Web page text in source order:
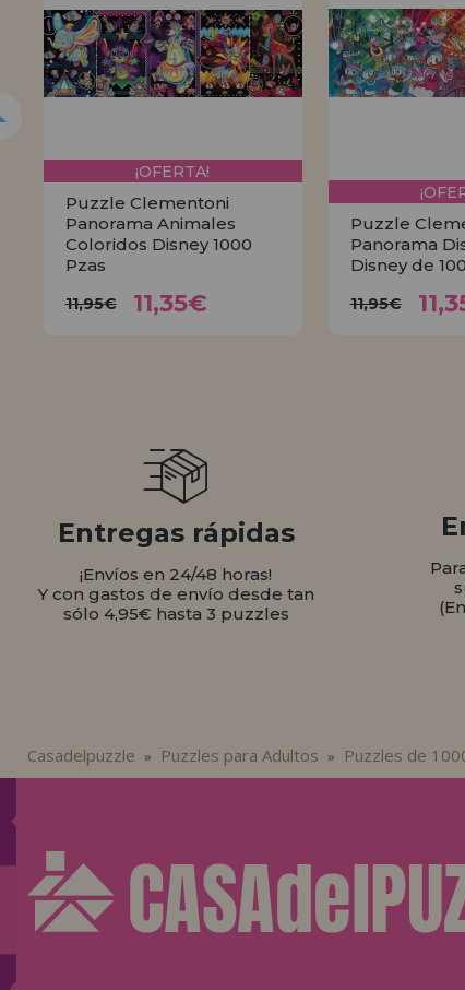
¡OFERTA!
Puzzle Clementoni
Panorama Animales
Coloridos Disney 1000
Pzas
11,95€ 11,35€
Puzzle
Panorama
Disney de
11,95€
Entregas rápidas
¡Envíos en 24/48 horas!
Y con gastos de envío desde tan
sólo 4,95€ hasta 3 puzzles
Casadelpuzzle » Puzzles para Adultos » Puzzles de